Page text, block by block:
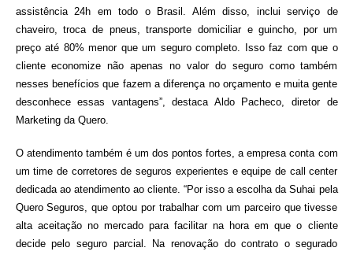
assistência 24h em todo o Brasil. Além disso, inclui serviço de
chaveiro, troca de pneus, transporte domiciliar e guincho, por um
preço até 80% menor que um seguro completo. Isso faz com que o
cliente economize não apenas no valor do seguro como também
nesses benefícios que fazem a diferença no orçamento e muita gente
desconhece essas vantagens”, destaca Aldo Pacheco, diretor de
Marketing da Quero.
O atendimento também é um dos pontos fortes, a empresa conta com
um time de corretores de seguros experientes e equipe de call center
dedicada ao atendimento ao cliente. “Por isso a escolha da Suhai pela
Quero Seguros, que optou por trabalhar com um parceiro que tivesse
alta aceitação no mercado para facilitar na hora em que o cliente
decide pelo seguro parcial. Na renovação do contrato o segurado